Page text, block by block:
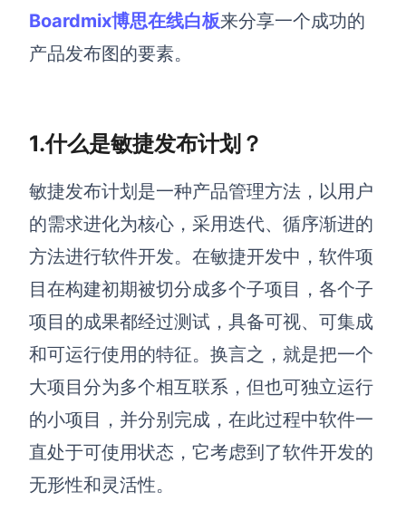
素材整理
在线白板
思维和灵感整理
流程整理
ER图
UML图
数据流图
情绪板
查看所有场景
AI创作
Boardmix博思在线白板来分享一个成功的
产品发布图的要素。
1.什么是敏捷发布计划？
敏捷发布计划是一种产品管理方法，以用户
的需求进化为核心，采用迭代、循序渐进的
方法进行软件开发。在敏捷开发中，软件项
目在构建初期被切分成多个子项目，各个子
项目的成果都经过测试，具备可视、可集成
和可运行使用的特征。换言之，就是把一个
大项目分为多个相互联系，但也可独立运行
的小项目，并分别完成，在此过程中软件一
直处于可使用状态，它考虑到了软件开发的
无形性和灵活性。